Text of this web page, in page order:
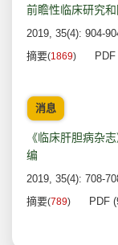
前瞻性临床研究
2019, 35(4): 904-
摘要(1869)
消息
《临床肝胆病杂
编
2019, 35(4): 708-
摘要(789) PDF